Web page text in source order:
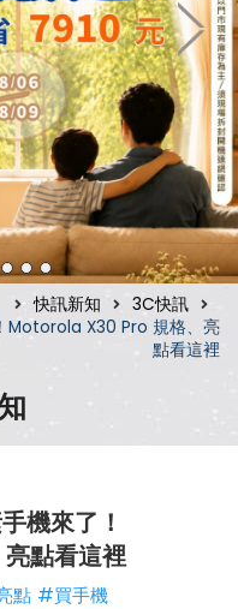
快訊新知
3C快訊
Motorola X30 Pro 規格、亮
點看這裡
機來了！
點看這裡
點 #買手機